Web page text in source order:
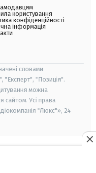
користування
конфіденційності
інформація
словами
"Експерт", "Позиція".
можна
сайтом. Усі права
"Люкс"», 24